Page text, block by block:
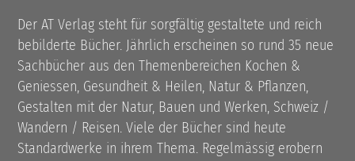
Der AT Verlag steht für sorgfältig gestaltete und reich
bebilderte Bücher. Jährlich erscheinen so rund 35 neue
Sachbücher aus den Themenbereichen Kochen &
Geniessen, Gesundheit & Heilen, Natur & Pflanzen,
Gestalten mit der Natur, Bauen und Werken, Schweiz /
Wandern / Reisen. Viele der Bücher sind heute
Standardwerke in ihrem Thema. Regelmässig erobern